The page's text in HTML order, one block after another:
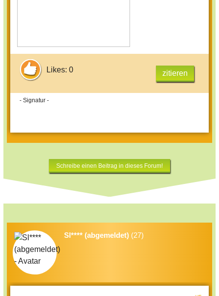
Likes: 0 zitieren
- Signatur -
Schreibe einen Beitrag in dieses Forum!
Sl**** (abgemeldet) (27)